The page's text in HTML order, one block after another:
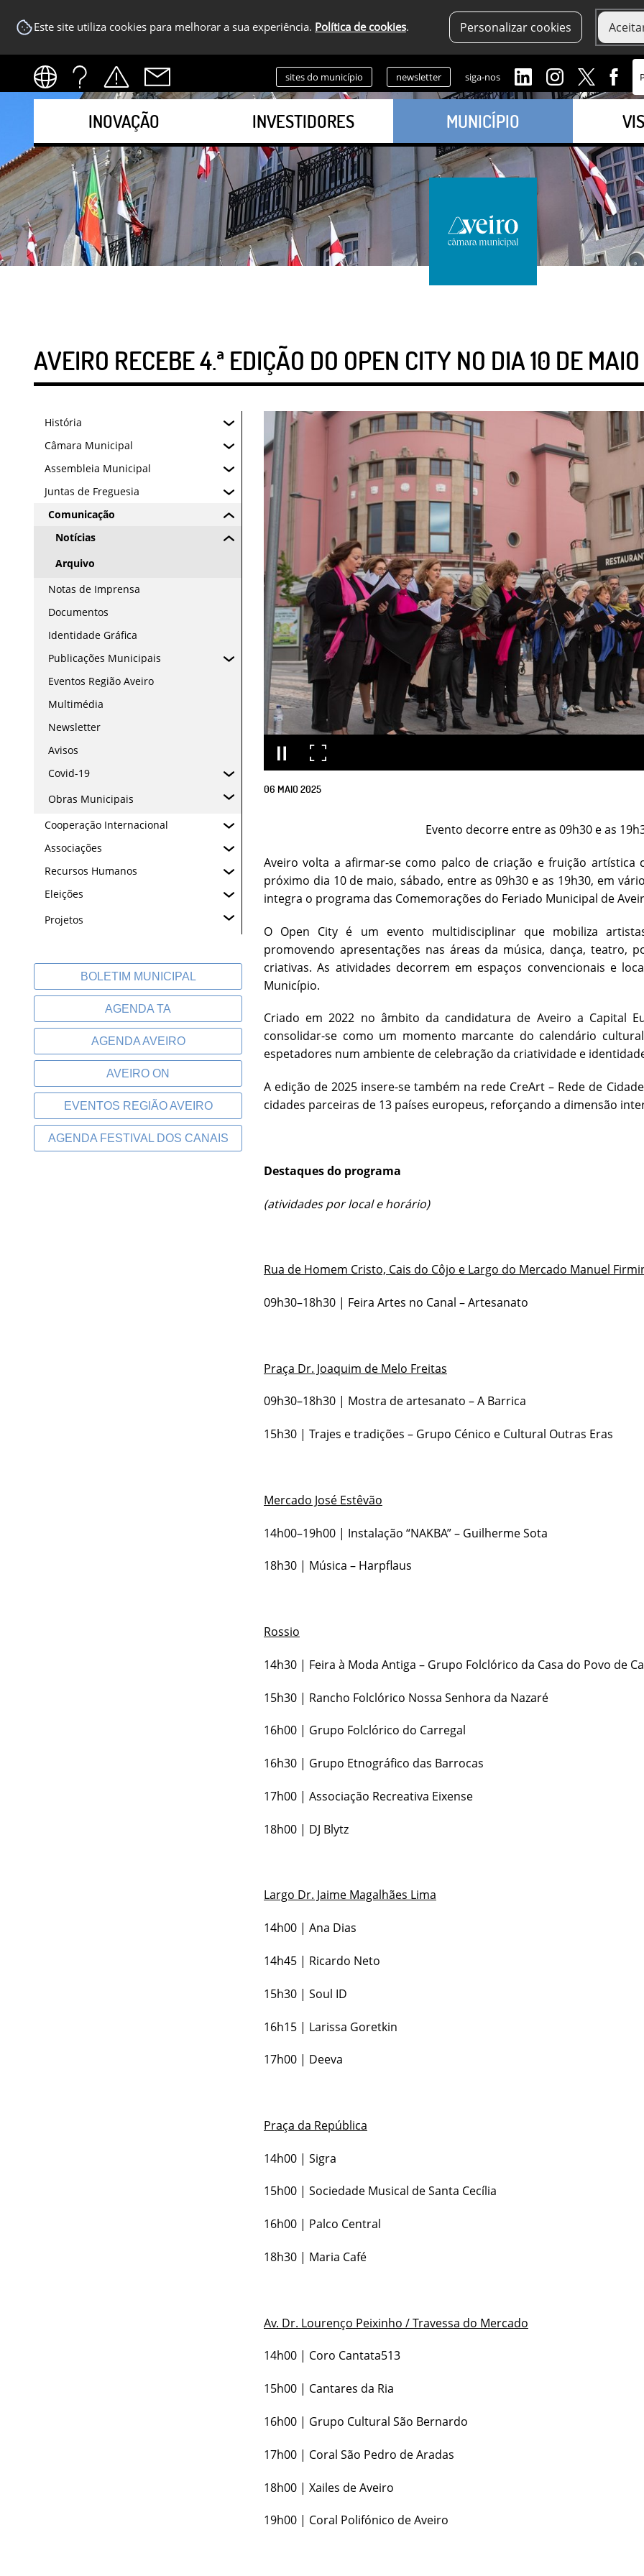
Este site utiliza cookies para melhorar a sua experiência. Política de cookies. Personalizar cookies
sites do município newsletter siga-nos
INOVAÇÃO INVESTIDORES MUNICÍPIO
AVEIRO RECEBE 4.ª EDIÇÃO DO OPEN CITY NO DIA 10 DE MAIO
História
Câmara Municipal
Assembleia Municipal
Juntas de Freguesia
Comunicação
Notícias
Arquivo
Notas de Imprensa
Documentos
Identidade Gráfica
Publicações Municipais
Eventos Região Aveiro
Multimédia
Newsletter
Avisos
Covid-19
Obras Municipais
Cooperação Internacional
Associações
Recursos Humanos
Eleições
Projetos
BOLETIM MUNICIPAL
AGENDA TA
AGENDA AVEIRO
AVEIRO ON
EVENTOS REGIÃO AVEIRO
AGENDA FESTIVAL DOS CANAIS
06 MAIO2025
Evento decorre entre as 09h30 e as
Aveiro volta a afirmar-se como palco de criação e fruição artística
próximo dia 10 de maio, sábado, entre as 09h30 e as 19h30, em
integra o programa das Comemorações do Feriado Municipal de
O Open City é um evento multidisciplinar que mobiliza
promovendo apresentações nas áreas da música, dança, teatro,
criativas. As atividades decorrem em espaços convencionais e
Município.
Criado em 2022 no âmbito da candidatura de Aveiro a Capital
consolidar-se como um momento marcante do calendário
espetadores num ambiente de celebração da criatividade e
A edição de 2025 insere-se também na rede CreArt – Rede de
cidades parceiras de 13 países europeus, reforçando a dimensão
Destaques do programa
(atividades por local e horário)
Rua de Homem Cristo, Cais do Côjo e Largo do Mercado Manuel
09h30–18h30 | Feira Artes no Canal – Artesanato
Praça Dr. Joaquim de Melo Freitas
09h30–18h30 | Mostra de artesanato – A Barrica
15h30 | Trajes e tradições – Grupo Cénico e Cultural Outras Eras
Mercado José Estêvão
14h00–19h00 | Instalação “NAKBA” – Guilherme Sota
18h30 | Música – Harpflaus
Rossio
14h30 | Feira à Moda Antiga – Grupo Folclórico da Casa do Povo de
15h30 | Rancho Folclórico Nossa Senhora da Nazaré
16h00 | Grupo Folclórico do Carregal
16h30 | Grupo Etnográfico das Barrocas
17h00 | Associação Recreativa Eixense
18h00 | DJ Blytz
Largo Dr. Jaime Magalhães Lima
14h00 | Ana Dias
14h45 | Ricardo Neto
15h30 | Soul ID
16h15 | Larissa Goretkin
17h00 | Deeva
Praça da República
14h00 | Sigra
15h00 | Sociedade Musical de Santa Cecília
16h00 | Palco Central
18h30 | Maria Café
Av. Dr. Lourenço Peixinho / Travessa do Mercado
14h00 | Coro Cantata513
15h00 | Cantares da Ria
16h00 | Grupo Cultural São Bernardo
17h00 | Coral São Pedro de Aradas
18h00 | Xailes de Aveiro
19h00 | Coral Polifónico de Aveiro